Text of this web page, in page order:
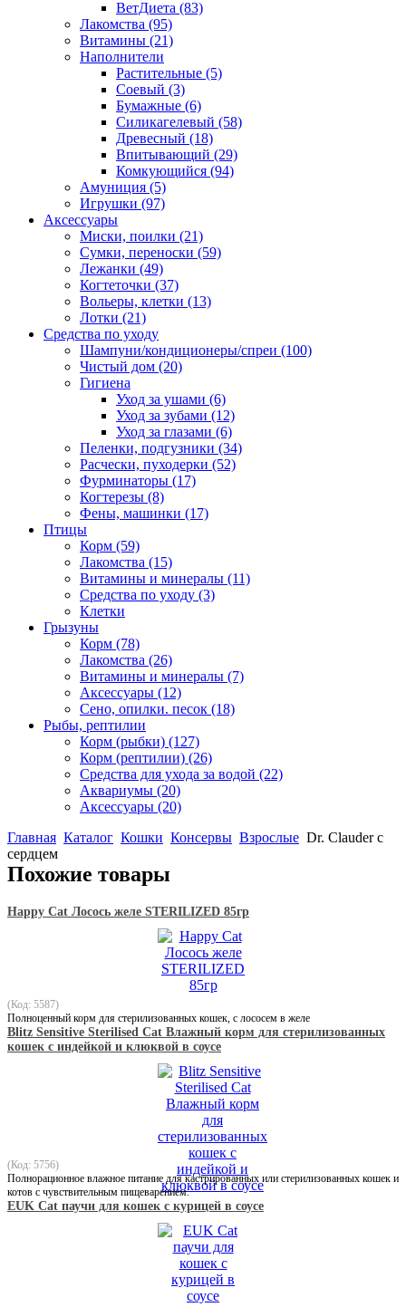
ВетДиета (83)
Лакомства (95)
Витамины (21)
Наполнители
Растительные (5)
Соевый (3)
Бумажные (6)
Силикагелевый (58)
Древесный (18)
Впитывающий (29)
Комкующийся (94)
Амуниция (5)
Игрушки (97)
Аксессуары
Миски, поилки (21)
Сумки, переноски (59)
Лежанки (49)
Когтеточки (37)
Вольеры, клетки (13)
Лотки (21)
Средства по уходу
Шампуни/кондиционеры/спреи (100)
Чистый дом (20)
Гигиена
Уход за ушами (6)
Уход за зубами (12)
Уход за глазами (6)
Пеленки, подгузники (34)
Расчески, пуходерки (52)
Фурминаторы (17)
Когтерезы (8)
Фены, машинки (17)
Птицы
Корм (59)
Лакомства (15)
Витамины и минералы (11)
Средства по уходу (3)
Клетки
Грызуны
Корм (78)
Лакомства (26)
Витамины и минералы (7)
Аксессуары (12)
Сено, опилки. песок (18)
Рыбы, рептилии
Корм (рыбки) (127)
Корм (рептилии) (26)
Средства для ухода за водой (22)
Аквариумы (20)
Аксессуары (20)
Главная Каталог Кошки Консервы Взрослые Dr. Clauder с
сердцем
Похожие товары
Happy Cat Лосось желе STERILIZED 85гр
(Код: 5587)
Полноценный корм для стерилизованных кошек, с лососем в желе
Blitz Sensitive Sterilised Cat Влажный корм для стерилизованных
кошек с индейкой и клюквой в соусе
(Код: 5756)
Полнорационное влажное питание для кастрированных или стерилизованных кошек и
котов с чувствительным пищеварением.
EUK Cat паучи для кошек с курицей в соусе